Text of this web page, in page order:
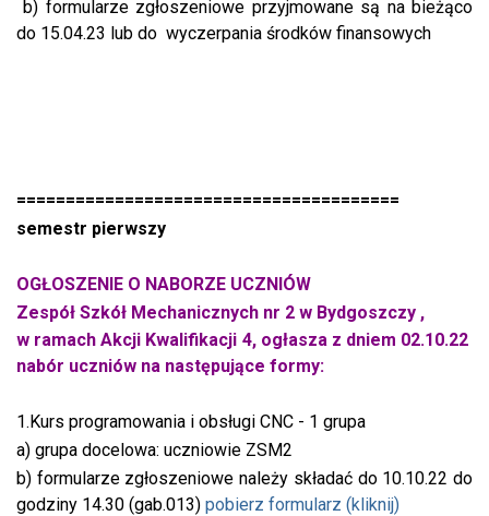
b) formularze zgłoszeniowe przyjmowane są na bieżąco
do 15.04.23 lub do wyczerpania środków finansowych
=======================================
semestr pierwszy
OGŁOSZENIE O NABORZE UCZNIÓW
Zespół Szkół Mechanicznych nr 2 w Bydgoszczy ,
w ramach Akcji Kwalifikacji 4, ogłasza z dniem 02.10.22
nabór uczniów na następujące formy:
1.Kurs programowania i obsługi CNC - 1 grupa
a) grupa docelowa: uczniowie ZSM2
b) formularze zgłoszeniowe należy składać do 10.10.22 do
godziny 14.30 (gab.013) pobierz formularz (kliknij)